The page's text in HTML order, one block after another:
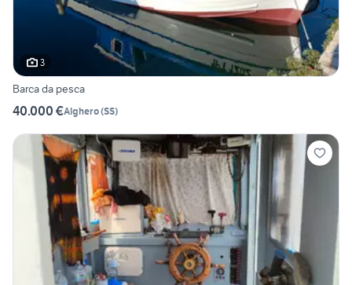
3
Barca da pesca
40.000 €Alghero(SS)